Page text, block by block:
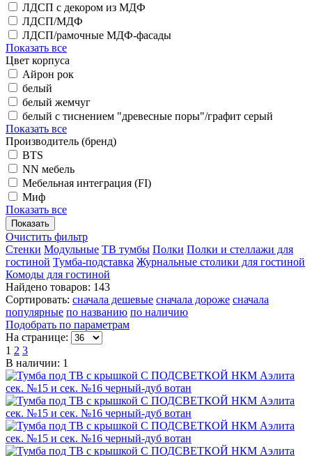
ЛДСП с декором из МДФ
ЛДСП/МДФ
ЛДСП/рамочные МДФ-фасады
Показать все
Цвет корпуса
Айрон рок
белый
белый жемчуг
белый с тиснением "древесные поры"/графит серый
Показать все
Производитель (бренд)
BTS
NN мебель
Мебельная интеграция (FI)
Миф
Показать все
Очистить фильтр
Стенки Модульные ТВ тумбы Полки Полки и стеллажи для
гостиной Тумба-подставка Журнальные столики для гостиной
Комоды для гостиной
Найдено товаров: 143
Сортировать: сначала дешевые сначала дороже сначала
популярные по названию по наличию
Подобрать по параметрам
На странице:
1 2 3
В наличии: 1